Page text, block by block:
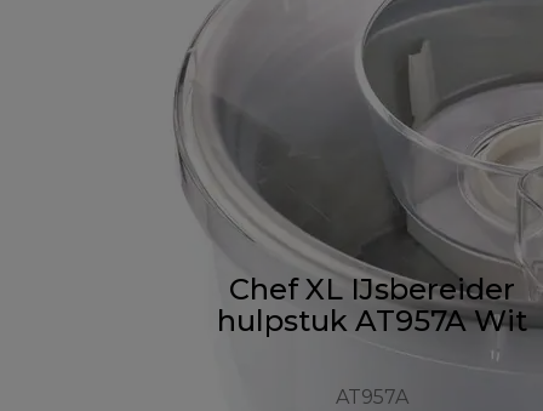
Chef XL IJsbereider
hulpstuk AT957A Wit
AT957A